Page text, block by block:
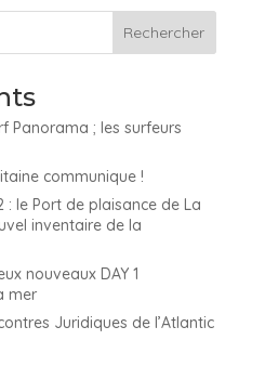
Panorama ; les surfeurs
communique !
: le Port de plaisance de La
inventaire de la
nouveaux DAY 1
mer
Juridiques de l’Atlantic